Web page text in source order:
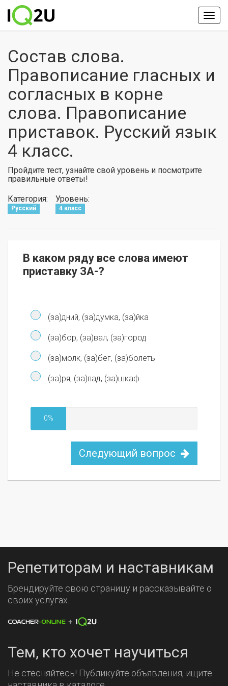
Состав слова.
Правописание гласных и
согласных в корне
слова. Правописание
приставок. Русский язык
4 класс.
Пройдите тест, узнайте свой уровень и посмотрите
правильные ответы!
Категория:
Русский
Уровень:
4 класс
В каком ряду все слова имеют
приставку ЗА-?
(за)дний, (за)думка, (за)йка
(за)бор, (за)вал, (за)город
(за)молк, (за)бег, (за)болеть
(за)ря, (за)пад, (за)шкаф
0%
Следующий вопрос
Репетиторам и наставникам
Брендируйте свою страницу и рассказывайте о
своих услугах.
Тем, кто хочет научиться
Не стесняйтесь! Публикуйте объявления, ищите